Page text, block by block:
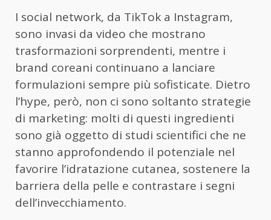
I social network, da TikTok a Instagram,
sono invasi da video che mostrano
trasformazioni sorprendenti, mentre i
brand coreani continuano a lanciare
formulazioni sempre più sofisticate. Dietro
l’hype, però, non ci sono soltanto strategie
di marketing: molti di questi ingredienti
sono già oggetto di studi scientifici che ne
stanno approfondendo il potenziale nel
favorire l’idratazione cutanea, sostenere la
barriera della pelle e contrastare i segni
dell’invecchiamento.